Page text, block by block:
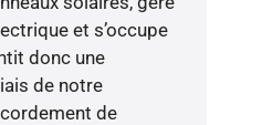
et s’occupe
donc une
de notre
de